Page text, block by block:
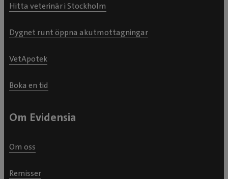
Hitta veterinär i Stockholm
Dygnet runt öppna akutmottagningar
VetApotek
Boka en tid
Om Evidensia
Om oss
Remisser